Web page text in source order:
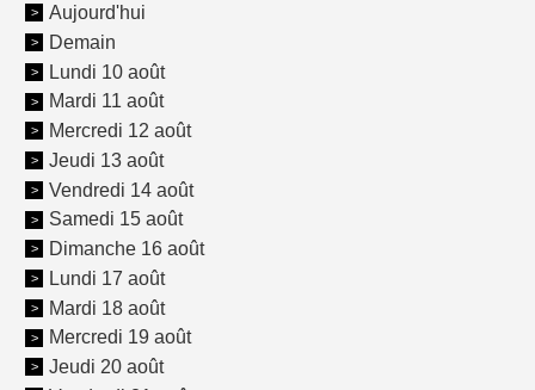
Aujourd'hui
Demain
Lundi 10 août
Mardi 11 août
Mercredi 12 août
Jeudi 13 août
Vendredi 14 août
Samedi 15 août
Dimanche 16 août
Lundi 17 août
Mardi 18 août
Mercredi 19 août
Jeudi 20 août